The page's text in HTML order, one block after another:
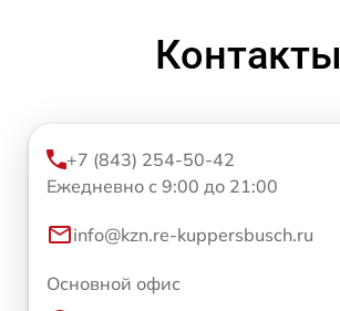
Контакты
+7 (843) 254-50-42
Ежедневно с 9:00 до 21:00
info@kzn.re-kuppersbusch.ru
Основной офис